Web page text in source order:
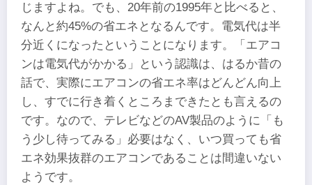
じますよね。でも、20年前の1995年と比べると、
なんと約45%の省エネとなるんです。電気代は半
分近くになったということになります。「エアコ
ンは電気代がかかる」という認識は、はるか昔の
話で、実際にエアコンの省エネ率はどんどん向上
し、すでに行き着くところまできたとも言えるの
です。なので、テレビなどのAV製品のように「も
う少し待ってみる」必要はなく、いつ買っても省
エネ効果抜群のエアコンであることは間違いない
ようです。